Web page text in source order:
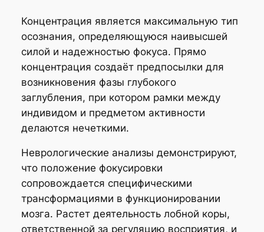
Концентрация является максимальную тип
осознания, определяющуюся наивысшей
силой и надежностью фокуса. Прямо
концентрация создаёт предпосылки для
возникновения фазы глубокого
заглубления, при котором рамки между
индивидом и предметом активности
делаются нечеткими.
Неврологические анализы демонстрируют,
что положение фокусировки
сопровождается специфическими
трансформациями в функционировании
мозга. Растет деятельность лобной коры,
ответственной за регуляцию восприятия, и